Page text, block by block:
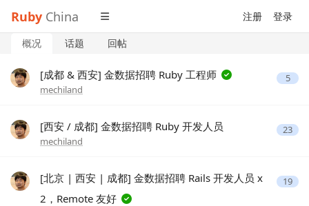
Ruby China 注册 登录
概况 话题 回帖
[成都 & 西安] 金数据招聘 Ruby 工程师
mechiland
5
[西安 / 成都] 金数据招聘 Ruby 开发人员
mechiland
23
[北京 | 西安 | 成都] 金数据招聘 Rails 开发人员 x
2，Remote 友好
19